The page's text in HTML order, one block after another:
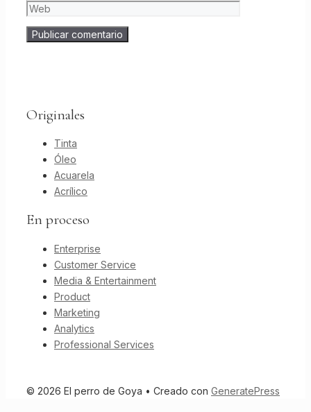
Originales
Tinta
Óleo
Acuarela
Acrílico
En proceso
Enterprise
Customer Service
Media & Entertainment
Product
Marketing
Analytics
Professional Services
© 2026 El perro de Goya • Creado con GeneratePress